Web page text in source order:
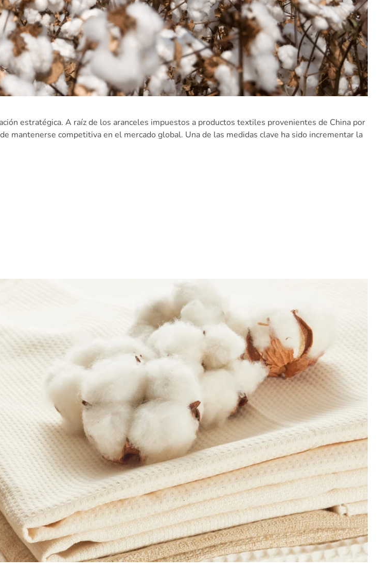
estratégica. A raíz de los aranceles impuestos a productos textiles provenientes de China por
mantenerse competitiva en el mercado global. Una de las medidas clave ha sido incrementar la